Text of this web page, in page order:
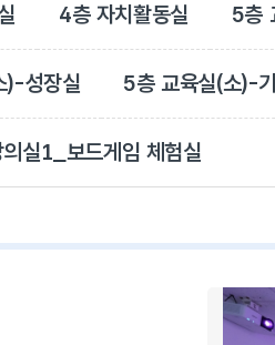
4층 자치활동실 5층
)-성장실 5층 교육실(소)-
실1_보드게임 체험실